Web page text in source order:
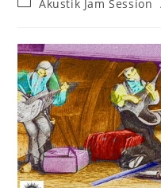
Akustik Jam Session